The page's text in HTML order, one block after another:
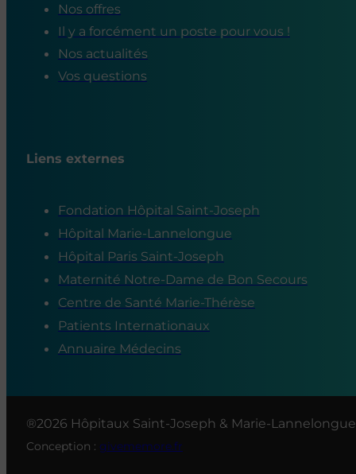
Nos offres
Il y a forcément un poste pour vous !
Nos actualités
Vos questions
Liens externes
Fondation Hôpital Saint-Joseph
Hôpital Marie-Lannelongue
Hôpital Paris Saint-Joseph
Maternité Notre-Dame de Bon Secours
Centre de Santé Marie-Thérèse
Patients Internationaux
Annuaire Médecins
®2026 Hôpitaux Saint-Joseph & Marie-Lannelongue
Conception : givememore.fr